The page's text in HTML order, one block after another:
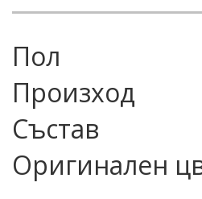
Пол
Произход
Състав
Оригинален